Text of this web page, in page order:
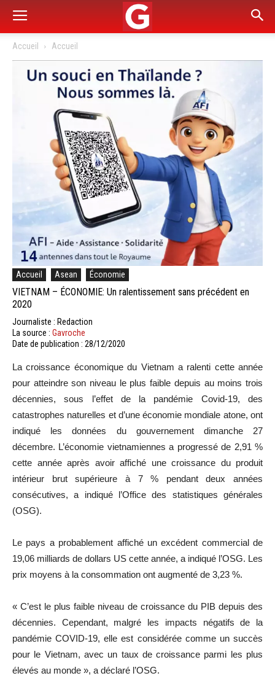
Accueil Accueil
Accueil Asean Économie
VIETNAM – ÉCONOMIE: Un ralentissement sans précédent en
2020
Journaliste : Redaction
La source : Gavroche
Date de publication : 28/12/2020
La croissance économique du Vietnam a ralenti cette année
pour atteindre son niveau le plus faible depuis au moins trois
décennies, sous l’effet de la pandémie Covid-19, des
catastrophes naturelles et d’une économie mondiale atone, ont
indiqué les données du gouvernement dimanche 27
décembre. L’économie vietnamiennes a progressé de 2,91 %
cette année après avoir affiché une croissance du produit
intérieur brut supérieure à 7 % pendant deux années
consécutives, a indiqué l’Office des statistiques générales
(OSG).
Le pays a probablement affiché un excédent commercial de
19,06 milliards de dollars US cette année, a indiqué l’OSG. Les
prix moyens à la consommation ont augmenté de 3,23 %.
« C’est le plus faible niveau de croissance du PIB depuis des
décennies. Cependant, malgré les impacts négatifs de la
pandémie COVID-19, elle est considérée comme un succès
pour le Vietnam, avec un taux de croissance parmi les plus
élevés au monde », a déclaré l’OSG.